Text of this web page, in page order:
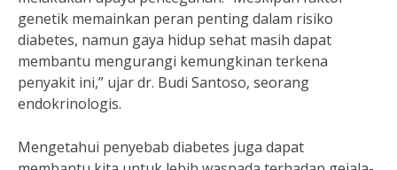
genetik memainkan peran penting dalam risiko
diabetes, namun gaya hidup sehat masih dapat
membantu mengurangi kemungkinan terkena
penyakit ini,” ujar dr. Budi Santoso, seorang
endokrinologis.
Mengetahui penyebab diabetes juga dapat